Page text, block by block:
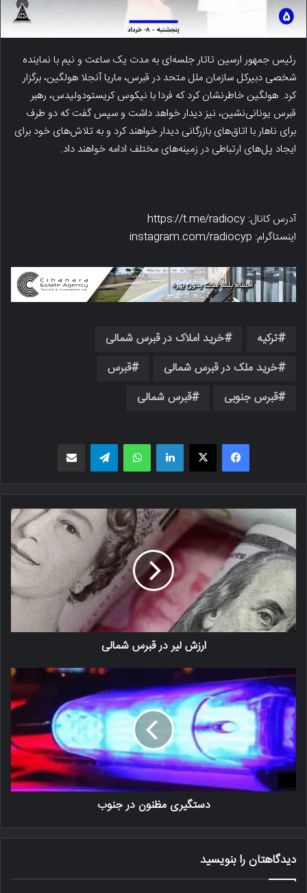
رئیس جمهور ارسین تاتار جلسه‌ای به مدت یک ساعت و نیم با نماینده
شخصی دبیرکل سازمان ملل متحد در قبرس، ماریا آنجلا هولگین، برگزار
کرد. هولگین خاطرنشان کرد که فردا با نیکوس کریستودولیدس، رهبر
قبرس یونانی‌نشین، نیز دیدار خواهد داشت و سپس گفت که دو طرف
برای ناهار با اتاق‌های بازرگانی دیدار خواهند کرد و به تلاش‌های خود برای
ایجاد پل‌های ارتباطی در زمینه‌های مختلف ادامه خواهند داد.
آدرس کانال: https://t.me/radiocy
اینستاگرام: instagram.com/radiocyp
ترکیه
خرید املاک در قبرس شمالی
خرید ملک در قبرس شمالی
قبرس
قبرس جنوبی
قبرس شمالی
فیسبوک X لینکدین واتس اپ
ارزش لیر در قبرس شمالی
دستگیری مظنون در جنوب
دیدگاهتان را بنویسید